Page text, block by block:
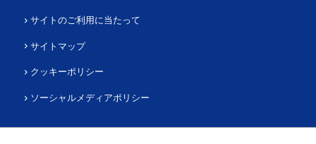
サイトのご利用に当たって
サイトマップ
クッキーポリシー
ソーシャルメディアポリシー